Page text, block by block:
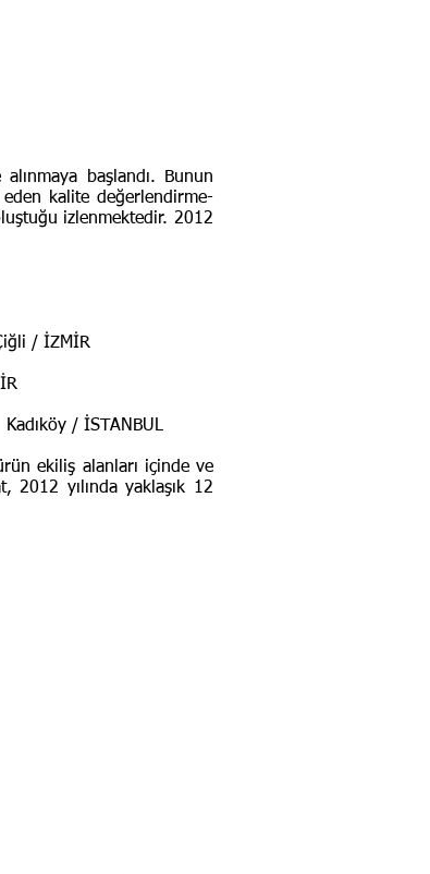
başlandı. Bunun
kalite değerlendirme-
izlenmektedir. 2012
/ İZMİR
/ İSTANBUL
ekiliş alanları içinde ve
2012 yılında yaklaşık 12